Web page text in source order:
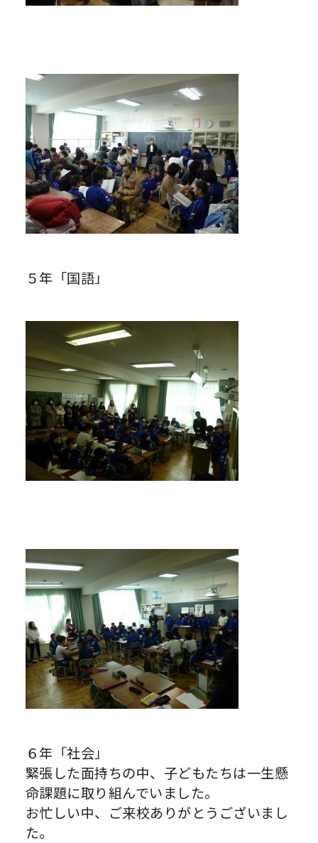
５年「国語」
６年「社会」
緊張した面持ちの中、子どもたちは一生懸
命課題に取り組んでいました。
お忙しい中、ご来校ありがとうございまし
た。